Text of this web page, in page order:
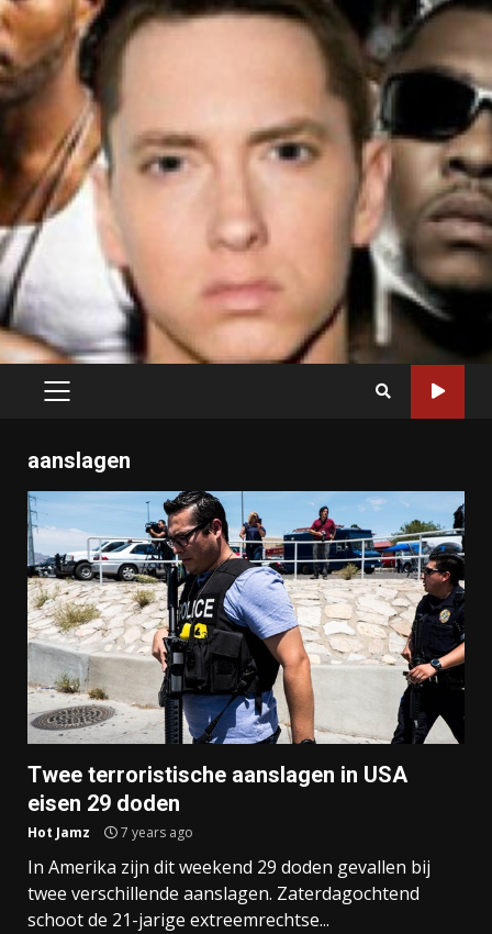
PRIMARY
aanslagen
Twee terroristische aanslagen in USA
eisen 29 doden
Hot Jamz 7 years ago
In Amerika zijn dit weekend 29 doden gevallen bij
twee verschillende aanslagen. Zaterdagochtend
schoot de 21-jarige extreemrechtse...